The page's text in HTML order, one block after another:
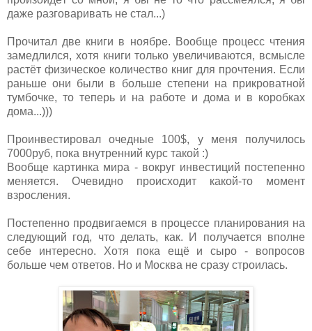
даже разговаривать не стал...)
Прочитал две книги в ноябре. Вообще процесс чтения
замедлился, хотя книги только увеличиваются, всмысле
растёт физическое количество книг для прочтения. Если
раньше они были в больше степени на прикроватной
тумбочке, то теперь и на работе и дома и в коробках
дома...)))
Проинвестировал очедные 100$, у меня получилось
7000руб, пока внутренний курс такой :)
Вообще картинка мира - вокруг инвестиций постепенно
меняется. Очевидно происходит какой-то момент
взросления.
Постепенно продвигаемся в процессе планирования на
следующий год, что делать, как. И получается вполне
себе интересно. Хотя пока ещё и сыро - вопросов
больше чем ответов. Но и Москва не сразу строилась.